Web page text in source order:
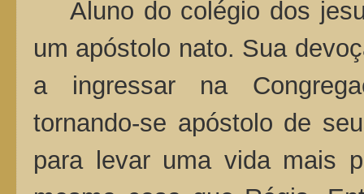
Aluno do colégio dos
um apóstolo nato. Sua
a ingressar na
tornando-se apóstolo de
para levar uma vida mais